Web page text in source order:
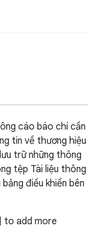
cáo báo chí cần
tin về thương hiệu
trữ những thông
tệp Tài liệu thông
điều khiển bên
to add more